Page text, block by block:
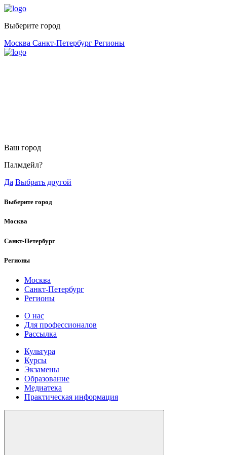
Выберите город
Москва Санкт-Петербург Регионы
Ваш город
Палмдейл?
Да Выбрать другой
Выберите город
Москва
Санкт-Петербург
Регионы
Москва
Санкт-Петербург
Регионы
О нас
Для профессионалов
Рассылка
Культура
Курсы
Экзамены
Образование
Медиатека
Практическая информация